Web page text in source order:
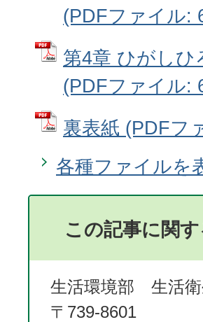
(PDFファイル:
第4章 ひがしひ
(PDFファイル:
裏表紙 (PDFフ
各種ファイルを
この記事に関
生活環境部 生活衛
〒739-8601